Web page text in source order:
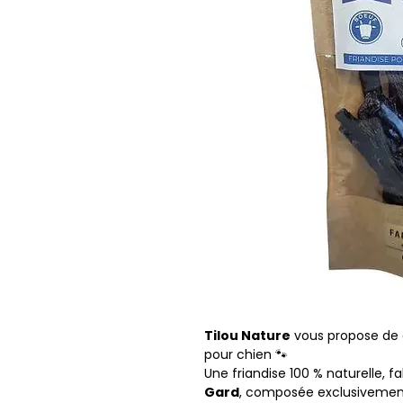
Tilou Nature vous propose de
pour chien 🐾
Une friandise 100 % naturelle,
Gard, composée